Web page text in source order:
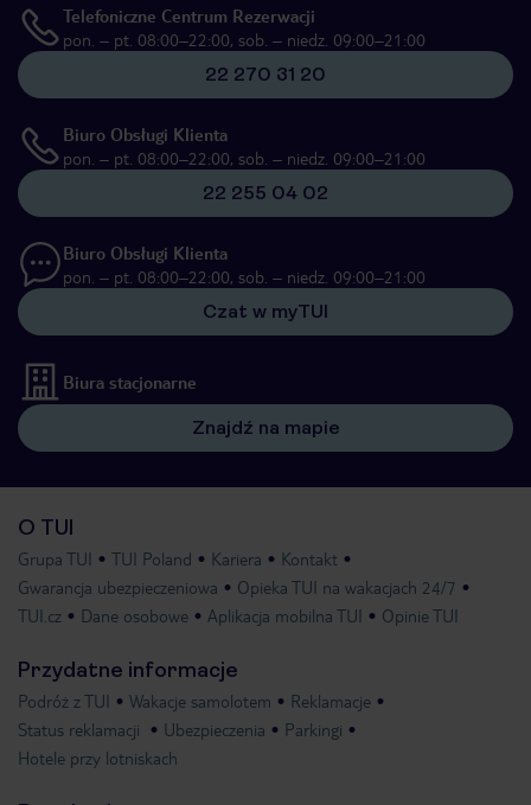
Telefoniczne Centrum Rezerwacji
pon. – pt. 08:00–22:00, sob. – niedz. 09:00–21:00
22 270 31 20
Biuro Obsługi Klienta
pon. – pt. 08:00–22:00, sob. – niedz. 09:00–21:00
22 255 04 02
Biuro Obsługi Klienta
pon. – pt. 08:00–22:00, sob. – niedz. 09:00–21:00
Czat w myTUI
Biura stacjonarne
Znajdź na mapie
O TUI
Grupa TUI TUI Poland Kariera
Kontakt
Gwarancja ubezpieczeniowa
Opieka TUI na wakacjach 24/7
TUI.cz
Dane osobowe Aplikacja mobilna TUI Opinie TUI
Przydatne informacje
Podróż z TUI Wakacje samolotem
Reklamacje
Status reklamacji
Ubezpieczenia
Parkingi
Hotele przy lotniskach